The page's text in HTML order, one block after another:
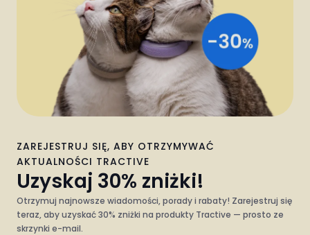
ZAREJESTRUJ SIĘ, ABY OTRZYMYWAĆ
AKTUALNOŚCI TRACTIVE
Uzyskaj 30% zniżki!
Otrzymuj najnowsze wiadomości, porady i rabaty! Zarejestruj się
teraz, aby uzyskać 30% zniżki na produkty Tractive — prosto ze
skrzynki e-mail.